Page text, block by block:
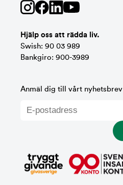
Hjälp oss att rädda liv.
Swish: 90 03 989
Bankgiro: 900-3989
Anmäl dig till vårt nyhetsbrev